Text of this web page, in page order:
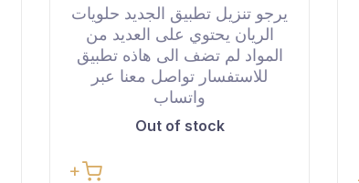
يرجو تنزيل تطبيق الجديد حلويات
الريان يحتوي على العديد من
المواد لم تضف الى هاذه تطبيق
للاستفسار تواصل معنا عبر
واتساب
Out of stock